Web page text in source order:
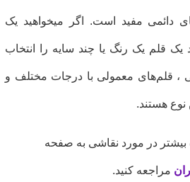
مفید است. اگر میخواهید یک
قلم یک رنگ یا چند سایه را انتخاب
، قلم‌های معمولی با درجات مختلف و
هستند.
در مورد نقاشی به صفحه
مراجعه کنید.